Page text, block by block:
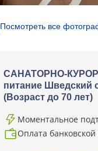
Посмотреть все
САНАТОРНО-
питание Шведский
(Возраст до 70 лет)
Моментальное
Оплата банковской